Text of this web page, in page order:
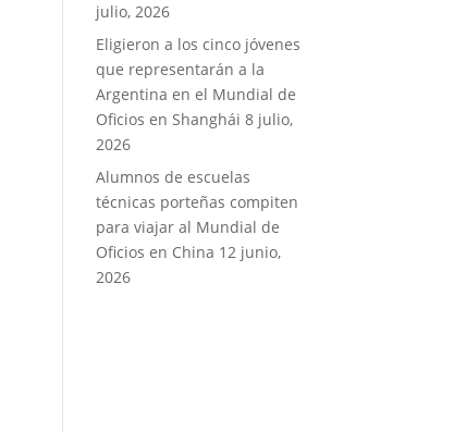
julio, 2026
Eligieron a los cinco jóvenes
que representarán a la
Argentina en el Mundial de
Oficios en Shanghái 8 julio,
2026
Alumnos de escuelas
técnicas porteñas compiten
para viajar al Mundial de
Oficios en China 12 junio,
2026